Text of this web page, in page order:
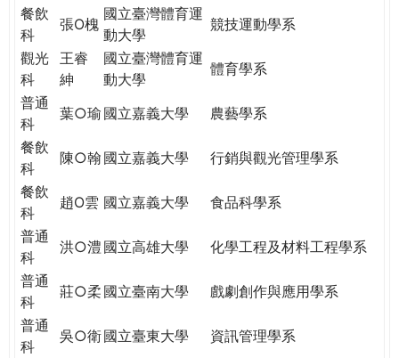
餐飲
科
張O槐
國立臺灣體育運
動大學
競技運動學系
觀光
科
王睿
紳
國立臺灣體育運
動大學
體育學系
普通
科
葉○瑜 國立嘉義大學
農藝學系
餐飲
科
陳○翰 國立嘉義大學
行銷與觀光管理學系
餐飲
科
趙O雲 國立嘉義大學
食品科學系
普通
科
洪○澧 國立高雄大學
化學工程及材料工程學系
普通
科
莊○柔 國立臺南大學
戲劇創作與應用學系
普通
科
吳○衛國立臺東大學
資訊管理學系